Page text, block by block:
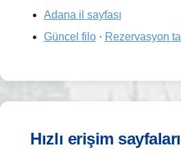
Adana il sayfası
Güncel filo· Rezervasyon
Hızlı erişim sayfaları